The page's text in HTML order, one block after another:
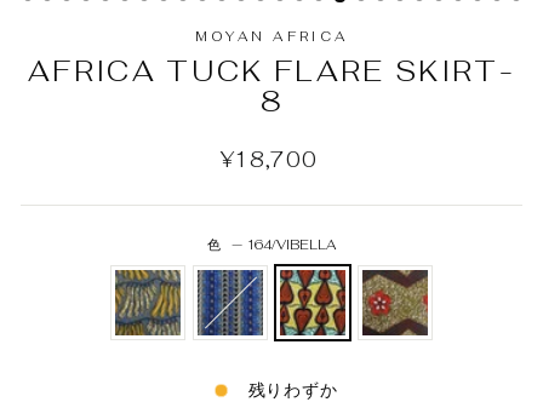
MOYAN AFRICA
AFRICA TUCK FLARE SKIRT-
8
¥18,700
色— 164/VIBELLA
残りわずか